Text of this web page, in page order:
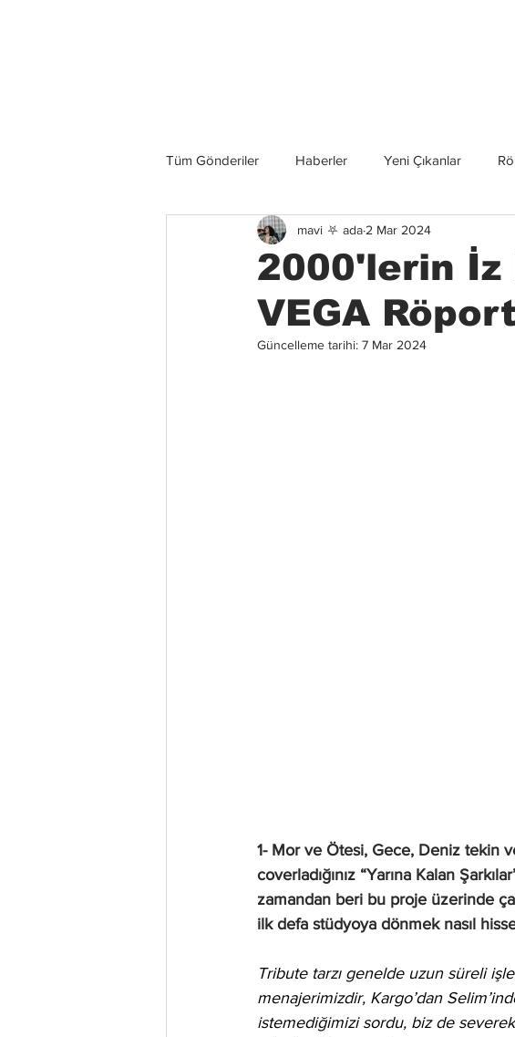
Tüm Gönderiler Haberler Yeni Çıkanlar
Grup İncelemeleri Konserler
2000'lerin İz
VEGA
mavi ⛧ ada 2 Mar 2024
Güncelleme tarihi: 7 Mar 2024
1- Mor ve Ötesi, Gece, Deniz tekin
coverladığınız “Yarına Kalan
zamandan beri bu proje üzerinde
ilk defa stüdyoya dönmek nasıl
Tribute tarzı genelde uzun süreli
menajerimizdir, Kargo’dan
istemediğimizi sordu, biz de